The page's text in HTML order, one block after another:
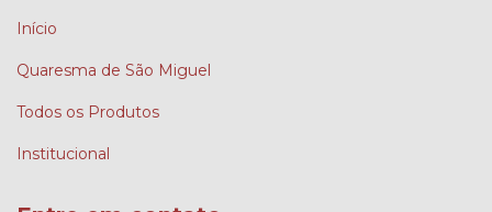
Início
Quaresma de São Miguel
Todos os Produtos
Institucional